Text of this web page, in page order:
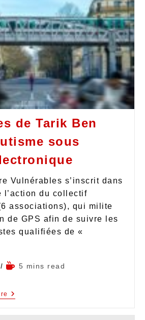
de Tarik Ben
sous
Vulnérables s’inscrit dans
l’action du collectif
associations), qui milite
de GPS afin de suivre les
qualifiées de «
5 mins read